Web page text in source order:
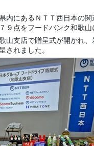
内にあるＮＴＴ西日本の
点をフードバンク和歌山
山支店で贈呈式が開かれ、
されました。